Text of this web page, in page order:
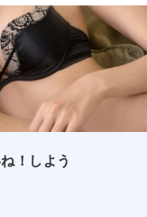
！しよう